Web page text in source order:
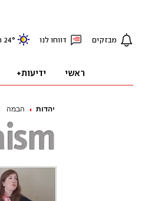
יהדות הבמה